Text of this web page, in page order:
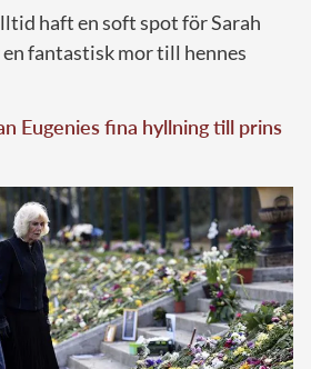
haft en soft spot för Sarah
fantastisk mor till hennes
Eugenies fina hyllning till prins